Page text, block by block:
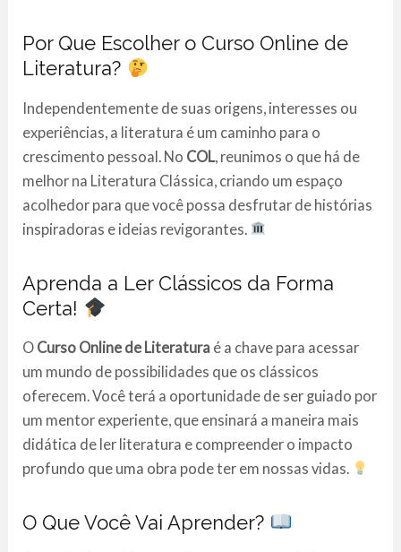
Por Que Escolher o Curso Online de
Literatura?
Independentemente de suas origens, interesses ou
experiências, a literatura é um caminho para o
crescimento pessoal. No COL
, reunimos o que há de
melhor na Literatura Clássica, criando um espaço
acolhedor para que você possa desfrutar de histórias
inspiradoras e ideias revigorantes.
Aprenda a Ler Clássicos da Forma
Certa!
O Curso Online de Literatura é a chave para acessar
um mundo de possibilidades que os clássicos
oferecem. Você terá a oportunidade de ser guiado por
um mentor experiente, que ensinará a maneira mais
didática de ler literatura e compreender o impacto
profundo que uma obra pode ter em nossas vidas.
O Que Você Vai Aprender?